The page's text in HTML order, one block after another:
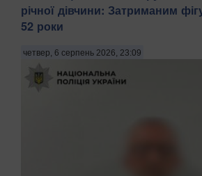
річної дівчини: Затриманим
52 роки
четвер, 6 серпень 2026, 23:09